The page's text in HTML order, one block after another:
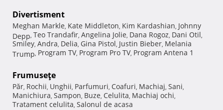
Divertisment
Meghan Markle, Kate Middleton, Kim Kardashian, Johnny
Depp, Teo Trandafir, Angelina Jolie, Dana Rogoz, Dani Otil,
Smiley, Andra, Delia, Gina Pistol, Justin Bieber, Melania
Trump, Program TV, Program Pro TV, Program Antena 1
Frumuseţe
Păr, Rochii, Unghii, Parfumuri, Coafuri, Machiaj, Sani,
Manichiura, Sampon, Buze, Celulita, Machiaj ochi,
Tratament celulita, Salonul de acasa